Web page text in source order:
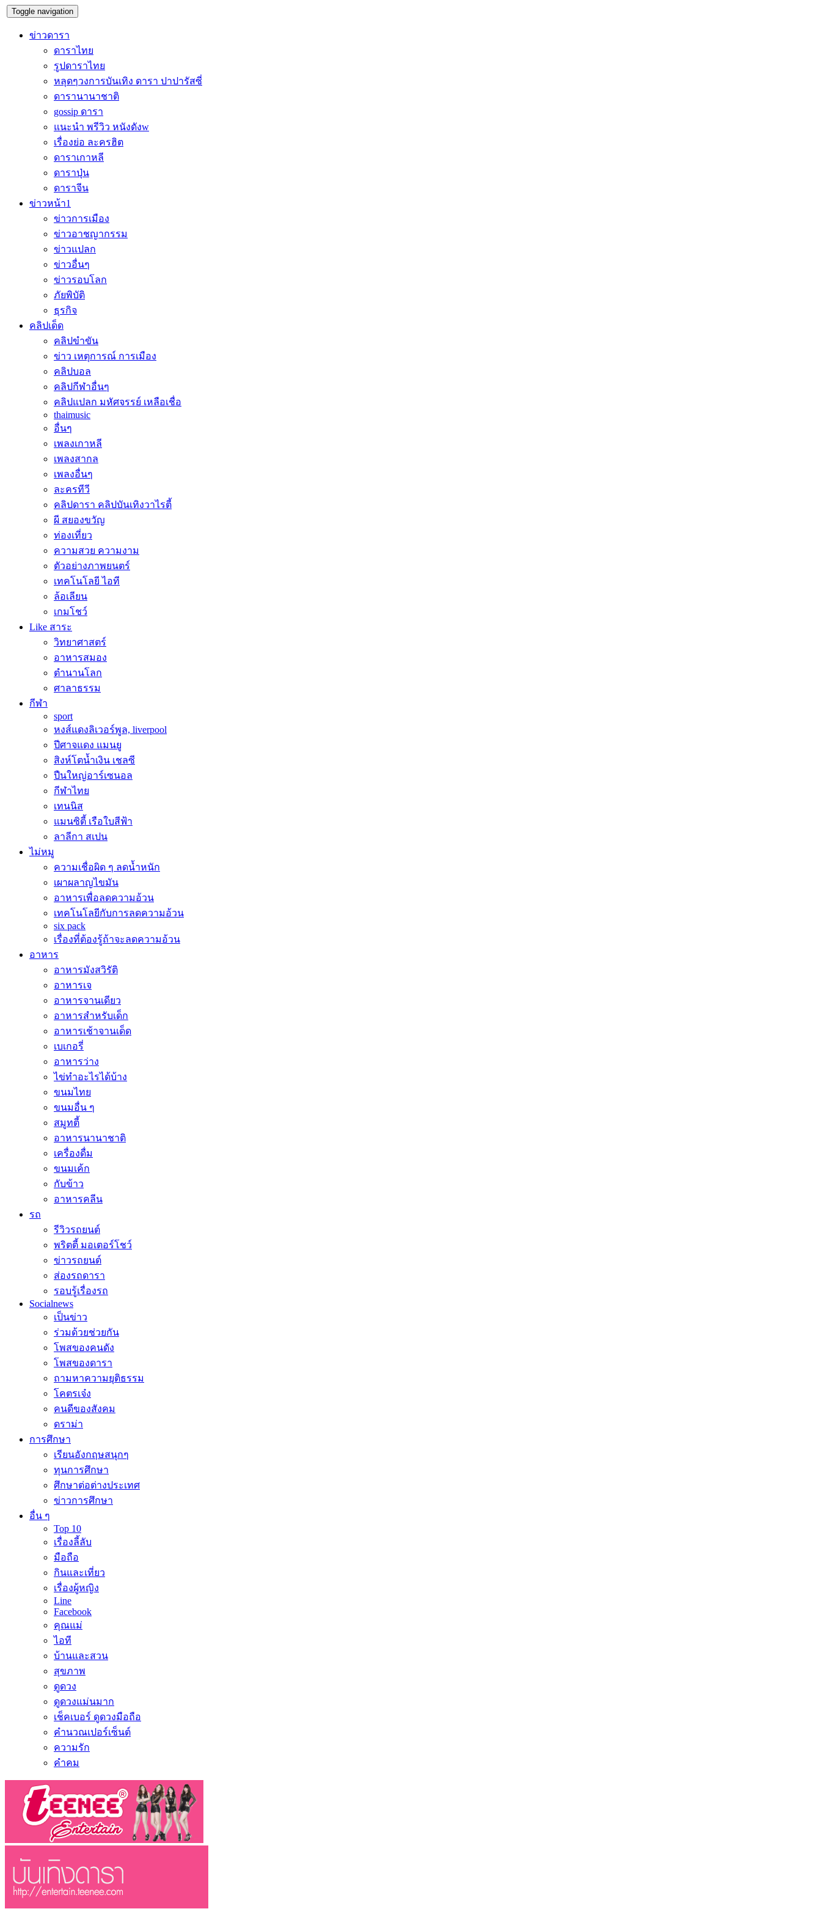
Toggle navigation
ข่าวดารา
ดาราไทย
รูปดาราไทย
หลุดๆวงการบันเทิง ดารา ปาปารัสซี่
ดารานานาชาติ
gossip ดารา
แนะนำ พรีวิว หนังดังw
เรื่องย่อ ละครฮิต
ดาราเกาหลี
ดาราปุ่น
ดาราจีน
ข่าวหน้า1
ข่าวการเมือง
ข่าวอาชญากรรม
ข่าวแปลก
ข่าวอื่นๆ
ข่าวรอบโลก
ภัยพิบัติ
ธุรกิจ
คลิปเด็ด
คลิปขำขัน
ข่าว เหตุการณ์ การเมือง
คลิปบอล
คลิปกีฬาอื่นๆ
คลิปแปลก มหัศจรรย์ เหลือเชื่อ
thaimusic
อื่นๆ
เพลงเกาหลี
เพลงสากล
เพลงอื่นๆ
ละครทีวี
คลิปดารา คลิปบันเทิงวาไรตี้
ผี สยองขวัญ
ท่องเที่ยว
ความสวย ความงาม
ตัวอย่างภาพยนตร์
เทคโนโลยี ไอที
ล้อเลียน
เกมโชว์
Like สาระ
วิทยาศาสตร์
อาหารสมอง
ตำนานโลก
ศาลาธรรม
กีฬา
sport
หงส์แดงลิเวอร์พูล, liverpool
ปีศาจแดง แมนยู
สิงห์โตน้ำเงิน เชลซี
ปืนใหญ่อาร์เซนอล
กีฬาไทย
เทนนิส
แมนซิตี้ เรือใบสีฟ้า
ลาลีกา สเปน
ไม่หมู
ความเชื่อผิด ๆ ลดน้ำหนัก
เผาผลาญไขมัน
อาหารเพื่อลดความอ้วน
เทคโนโลยีกับการลดความอ้วน
six pack
เรื่องที่ต้องรู้ถ้าจะลดความอ้วน
อาหาร
อาหารมังสวิรัติ
อาหารเจ
อาหารจานเดียว
อาหารสำหรับเด็ก
อาหารเช้าจานเด็ด
เบเกอรี่
อาหารว่าง
ไข่ทำอะไรได้บ้าง
ขนมไทย
ขนมอื่น ๆ
สมูทตี้
อาหารนานาชาติ
เครื่องดื่ม
ขนมเค้ก
กับข้าว
อาหารคลีน
รถ
รีวิวรถยนต์
พริตตี้ มอเตอร์โชว์
ข่าวรถยนต์
ส่องรถดารา
รอบรู้เรื่องรถ
Socialnews
เป็นข่าว
ร่วมด้วยช่วยกัน
โพสของคนดัง
โพสของดารา
ถามหาความยุติธรรม
โคตรเจ๋ง
คนดีของสังคม
ดราม่า
การศึกษา
เรียนอังกฤษสนุกๆ
ทุนการศึกษา
ศึกษาต่อต่างประเทศ
ข่าวการศึกษา
อื่น ๆ
Top 10
เรื่องลี้ลับ
มือถือ
กินและเที่ยว
เรื่องผู้หญิง
Line
Facebook
คุณแม่
ไอที
บ้านและสวน
สุขภาพ
ดูดวง
ดูดวงแม่นมาก
เช็คเบอร์ ดูดวงมือถือ
คำนวณเปอร์เซ็นต์
ความรัก
คำคม